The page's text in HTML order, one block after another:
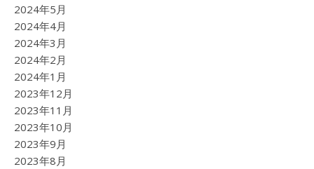
2024年5月
2024年4月
2024年3月
2024年2月
2024年1月
2023年12月
2023年11月
2023年10月
2023年9月
2023年8月